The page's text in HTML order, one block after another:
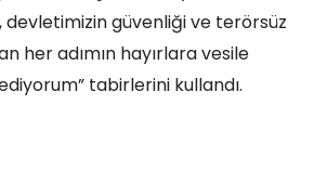
devletimizin güvenliği ve terörsüz
her adımın hayırlara vesile
tabirlerini kullandı.